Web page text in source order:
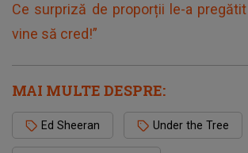
Ce surpriză de proporții le-a
vine să cred!”
MAI MULTE DESPRE:
Ed Sheeran Under the Tree